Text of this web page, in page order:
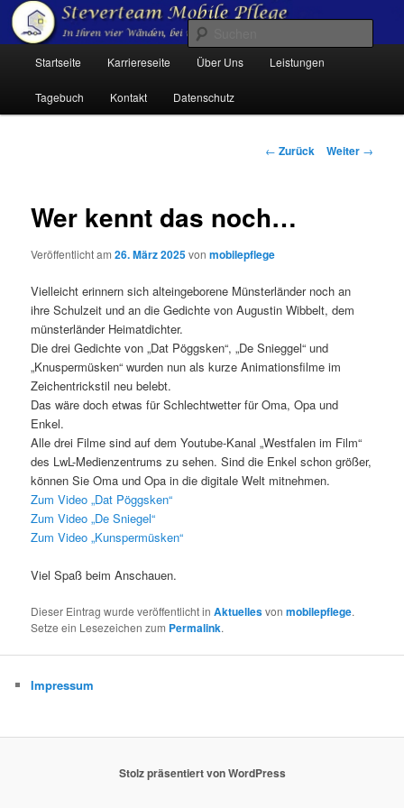
Zum
Inhalt
wechseln
Startseite Karriereseite Über Uns Leistungen
Tagebuch Kontakt Datenschutz
Beitrags-
← Zurück Weiter →
Wer kennt das noch…
Veröffentlicht am26. März 2025vonmobilepflege
Vielleicht erinnern sich alteingeborene Münsterländer noch an
ihre Schulzeit und an die Gedichte von Augustin Wibbelt, dem
münsterländer Heimatdichter.
Die drei Gedichte von „Dat Pöggsken“, „De Snieggel“ und
„Knuspermüsken“ wurden nun als kurze Animationsfilme im
Zeichentrickstil neu belebt.
Das wäre doch etwas für Schlechtwetter für Oma, Opa und
Enkel.
Alle drei Filme sind auf dem Youtube-Kanal „Westfalen im Film“
des LwL-Medienzentrums zu sehen. Sind die Enkel schon größer,
können Sie Oma und Opa in die digitale Welt mitnehmen.
Zum Video „Dat Pöggsken“
Zum Video „De Sniegel“
Zum Video „Kunspermüsken“
Viel Spaß beim Anschauen.
Dieser Eintrag wurde veröffentlicht inAktuellesvonmobilepflege.
Setze ein Lesezeichen zum Permalink.
Impressum
Stolz präsentiert von WordPress